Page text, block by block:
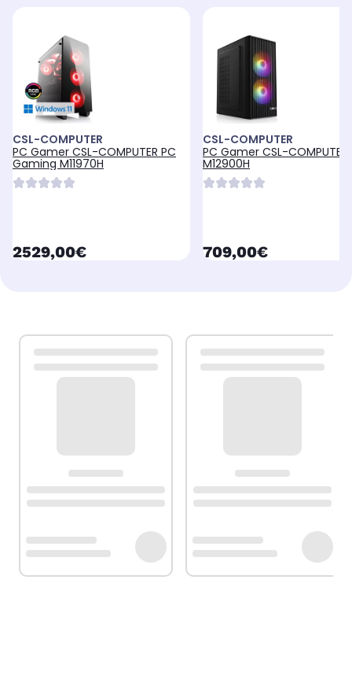
CSL-COMPUTER
PC Gamer CSL-COMPUTER PC
Gaming M11970H
currentPrice
2529,00€
CSL-COMPUTER
PC Gamer CSL-COMPUTER
M12900H
currentPrice
709,00€